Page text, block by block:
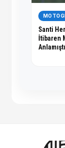
Santi
İtibaren